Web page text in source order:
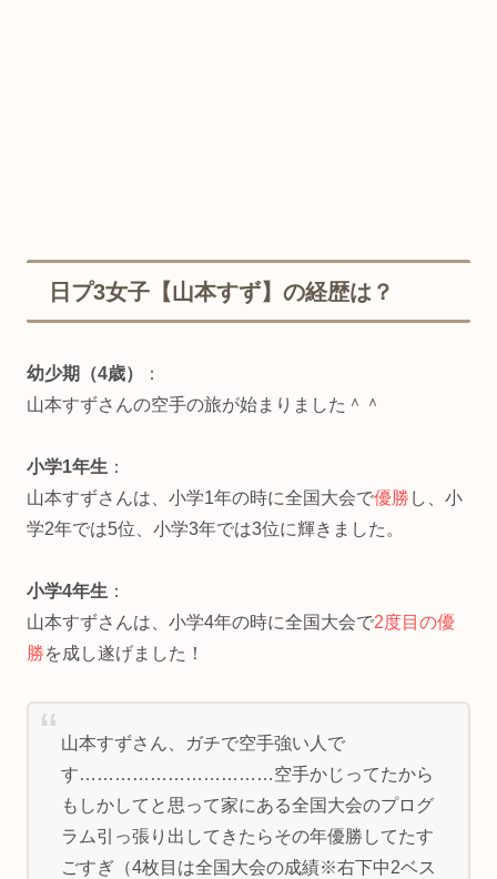
日プ3女子【山本すず】の経歴は？
幼少期（4歳）
：
山本すずさんの空手の旅が始まりました＾＾
小学1年生 ：
山本すずさんは、小学1年の時に全国大会で優勝 し、小
学2年では5位、小学3年では3位に輝きました。
小学4年生 ：
山本すずさんは、小学4年の時に全国大会で2度目の優
勝を成し遂げました！
山本すずさん、ガチで空手強い人で
す……………………………空手かじってたから
もしかしてと思って家にある全国大会のプログ
ラム引っ張り出してきたらその年優勝してたす
ごすぎ（4枚目は全国大会の成績※右下中2ベス